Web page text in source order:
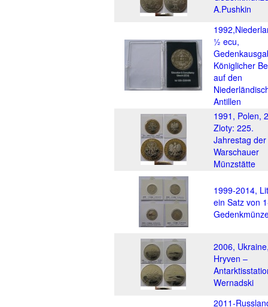
A.Pushkin
½ ecu,
Königlicher
auf den
Antillen
1991, Polen,
Zloty: 225.
Jahrestag der
Warschauer
Münzstätte
1999-2014,
ein Satz von
2006,
Hryven –
Wernadski
2011-